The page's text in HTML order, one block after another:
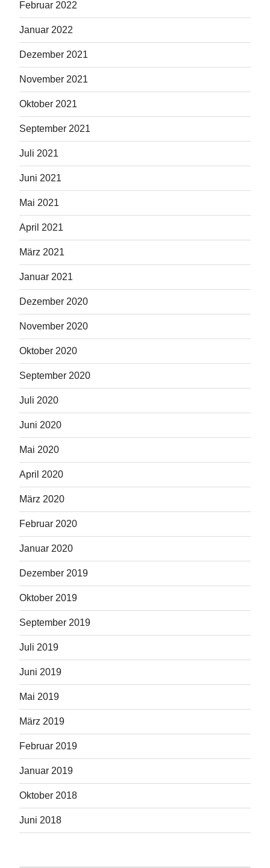
Februar 2022
Januar 2022
Dezember 2021
November 2021
Oktober 2021
September 2021
Juli 2021
Juni 2021
Mai 2021
April 2021
März 2021
Januar 2021
Dezember 2020
November 2020
Oktober 2020
September 2020
Juli 2020
Juni 2020
Mai 2020
April 2020
März 2020
Februar 2020
Januar 2020
Dezember 2019
Oktober 2019
September 2019
Juli 2019
Juni 2019
Mai 2019
März 2019
Februar 2019
Januar 2019
Oktober 2018
Juni 2018